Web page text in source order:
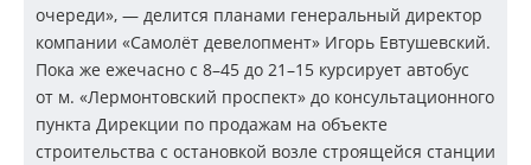
очереди», — делится планами генеральный директор
компании «Самолёт девелопмент» Игорь Евтушевский.
Пока же ежечасно с 8–45 до 21–15 курсирует автобус
от м. «Лермонтовский проспект» до консультационного
пункта Дирекции по продажам на объекте
строительства с остановкой возле строящейся станции